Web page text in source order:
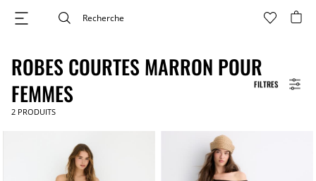
FILTRES
ROBES COURTES MARRON POUR
FEMMES
2 PRODUITS